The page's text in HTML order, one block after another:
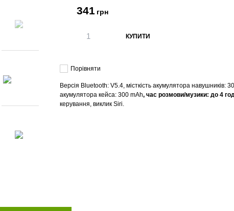
341 грн
КУПИТИ
Порівняти
Версія Bluetooth: V5.4, місткість акумулятора навушників:
акумулятора кейса: 300 mAh, час розмови/музики: до 4
керування, виклик Siri.